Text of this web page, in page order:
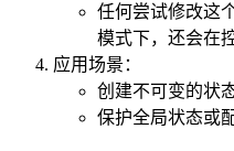
任何尝试修改这
模式下，还会在
应用场景：
创建不可变的状
保护全局状态或